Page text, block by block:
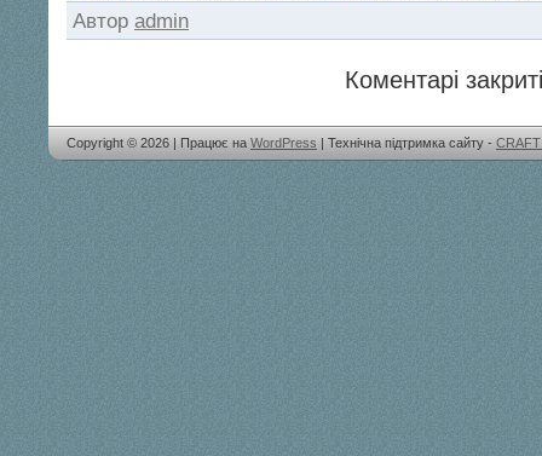
Автор admin
Коментарі
Copyright © 2026 | Працює на WordPress | Технічна підтримка сайту -